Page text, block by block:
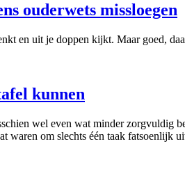
ouderwets missloegen
en uit je doppen kijkt. Maar goed,
kunnen
wel even wat minder zorgvuldig
waren om slechts één taak fatsoenlijk